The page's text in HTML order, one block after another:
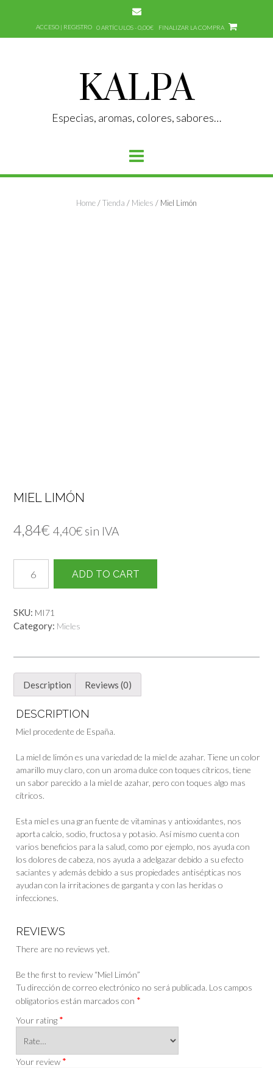
ACCESO | REGISTRO 0 ARTÍCULOS - 0,00€ FINALIZAR LA COMPRA
KALPA
Especias, aromas, colores, sabores…
Home/Tienda / Mieles / Miel Limón
MIEL LIMÓN
4,84€ 4,40€ sin IVA
Limón
quantity
ADD TO CART
SKU: MI71
Category: Mieles
Description Reviews (0)
DESCRIPTION
Miel procedente de España.
La miel de limón es una variedad de la miel de azahar. Tiene un color
amarillo muy claro, con un aroma dulce con toques cítricos, tiene
un sabor parecido a la miel de azahar, pero con toques algo mas
cítricos.
Esta miel es una gran fuente de vitaminas y antioxidantes, nos
aporta calcio, sodio, fructosa y potasio. Así mismo cuenta con
varios beneficios para la salud, como por ejemplo, nos ayuda con
los dolores de cabeza, nos ayuda a adelgazar debido a su efecto
saciantes y además debido a sus propiedades antisépticas nos
ayudan con la irritaciones de garganta y con las heridas o
infecciones.
REVIEWS
There are no reviews yet.
Be the first to review “Miel Limón”
Tu dirección de correo electrónico no será publicada. Los campos
obligatorios están marcados con *
Your rating *
Your review *